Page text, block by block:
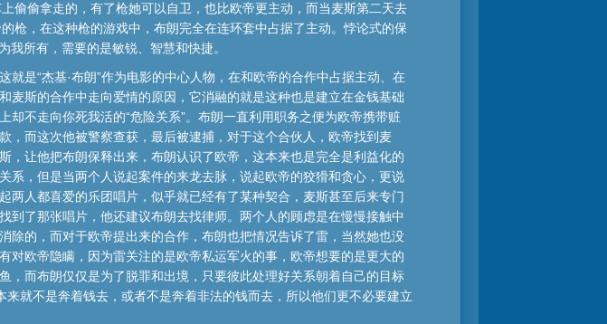
偷偷拿走的，有了枪她可以自卫，也比欧帝更主动，而当麦斯第二天去
枪，在这种枪的游戏中，布朗完全在连环套中占据了主动。悖论式的保
我所有，需要的是敏锐、智慧和快捷。
这就是“杰基·布朗”作为电影的中心人物，在和欧帝的合作中占据主动、在
和麦斯的合作中走向爱情的原因，它消融的就是这种也是建立在金钱基础
上却不走向你死我活的“危险关系”。布朗一直利用职务之便为欧帝携带赃
款，而这次他被警察查获，最后被逮捕，对于这个合伙人，欧帝找到麦
斯，让他把布朗保释出来，布朗认识了欧帝，这本来也是完全是利益化的
关系，但是当两个人说起案件的来龙去脉，说起欧帝的狡猾和贪心，更说
起两人都喜爱的乐团唱片，似乎就已经有了某种契合，麦斯甚至后来专门
找到了那张唱片，他还建议布朗去找律师。两个人的顾虑是在慢慢接触中
消除的，而对于欧帝提出来的合作，布朗也把情况告诉了雷，当然她也没
有对欧帝隐瞒，因为雷关注的是欧帝私运军火的事，欧帝想要的是更大的
鱼，而布朗仅仅是为了脱罪和出境，只要彼此处理好关系朝着自己的目标
就不是奔着钱去，或者不是奔着非法的钱而去，所以他们更不必要建立